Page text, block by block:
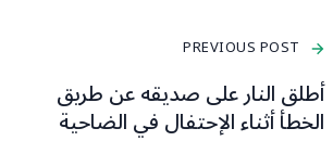
PREVIOUS POST
أطلق النار على صديقه عن طريق
الخطأ أثناء الإحتفال في الضاحية